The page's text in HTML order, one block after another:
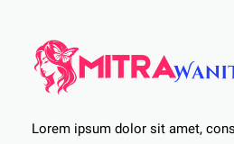
Lorem ipsum dolor sit amet,